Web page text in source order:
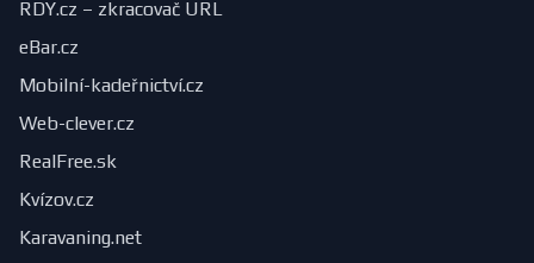
RDY.cz – zkracovač URL
eBar.cz
Mobilní-kadeřnictví.cz
Web-clever.cz
RealFree.sk
Kvízov.cz
Karavaning.net